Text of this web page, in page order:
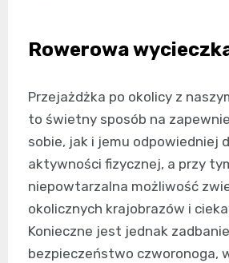
Rowerowa
Przejażdżka po okolicy z
to świetny sposób na
sobie, jak i jemu odpowiedniej
aktywności fizycznej, a przy
niepowtarzalna możliwość
okolicznych krajobrazów i
Konieczne jest jednak
bezpieczeństwo czworonoga,